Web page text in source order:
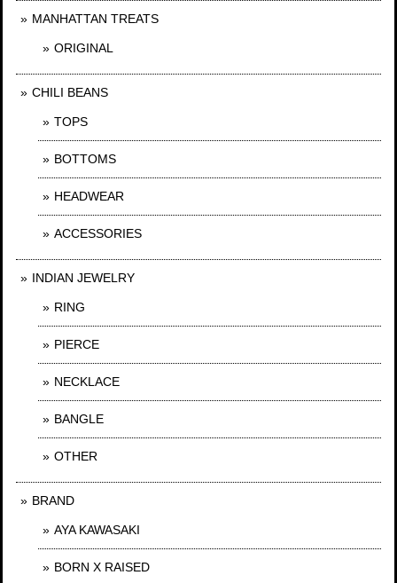
MANHATTAN TREATS
ORIGINAL
CHILI BEANS
TOPS
BOTTOMS
HEADWEAR
ACCESSORIES
INDIAN JEWELRY
RING
PIERCE
NECKLACE
BANGLE
OTHER
BRAND
AYA KAWASAKI
BORN X RAISED